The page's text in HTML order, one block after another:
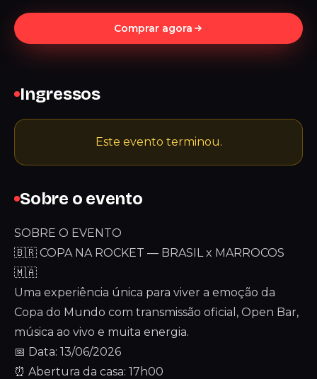
Comprar agora
Sobre o evento
SOBRE O EVENTO
🇧🇷 COPA NA ROCKET — BRASIL x MARROCOS
🇲🇦
Uma experiência única para viver a emoção da
Copa do Mundo com transmissão oficial, Open Bar,
música ao vivo e muita energia.
📅 Data: 13/06/2026
⏰ Abertura da casa: 17h00
Ingressos
Este evento terminou.